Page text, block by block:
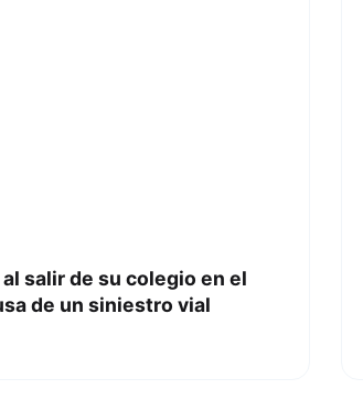
salir de su colegio en el
de un siniestro vial